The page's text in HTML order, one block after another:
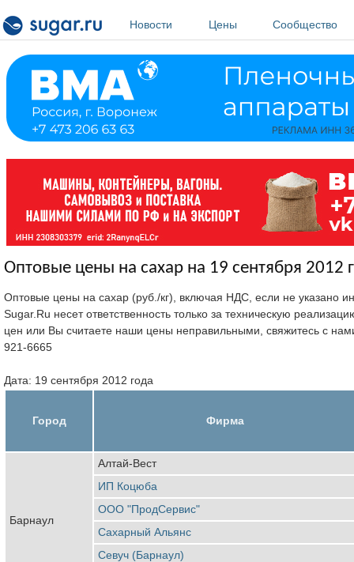
Новости
Цены Сообщество
Оптовые цены на сахар на 19 сентября 2012
Оптовые цены на сахар (руб./кг), включая НДС, если не указано
Sugar.Ru несет ответственность только за техническую
цен или Вы считаете наши цены неправильными, свяжитесь с
921-6665
Дата: 19 сентября 2012 года
Город Фирма
Барнаул
Алтай-Вест
ИП Коцюба
ООО "ПродСервис"
Сахарный Альянс
Севуч (Барнаул)